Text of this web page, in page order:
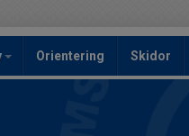
Orientering Skidor